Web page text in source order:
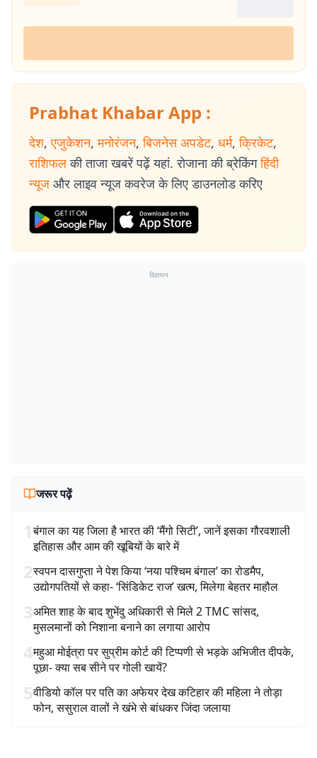
Prabhat Khabar App :
देश, एजुकेशन, मनोरंजन, बिजनेस अपडेट, धर्म, क्रिकेट,
राशिफल की ताजा खबरें पढ़ें यहां. रोजाना की ब्रेकिंग हिंदी
न्यूज और लाइव न्यूज कवरेज के लिए डाउनलोड करिए
विज्ञापन
जरूर पढ़ें
1बंगाल का यह जिला है भारत की ‘मैंगो सिटी’, जानें इसका गौरवशाली
इतिहास और आम की खूबियों के बारे में
2स्वपन दासगुप्ता ने पेश किया ‘नया पश्चिम बंगाल’ का रोडमैप,
उद्योगपतियों से कहा- ‘सिंडिकेट राज’ खत्म, मिलेगा बेहतर माहौल
3अमित शाह के बाद शुभेंदु अधिकारी से मिले 2 TMC सांसद,
मुसलमानों को निशाना बनाने का लगाया आरोप
4महुआ मोईत्रा पर सुप्रीम कोर्ट की टिप्पणी से भड़के अभिजीत दीपके,
पूछा- क्या सब सीने पर गोली खायें?
5वीडियो कॉल पर पति का अफेयर देख कटिहार की महिला ने तोड़ा
फोन, ससुराल वालों ने खंभे से बांधकर जिंदा जलाया